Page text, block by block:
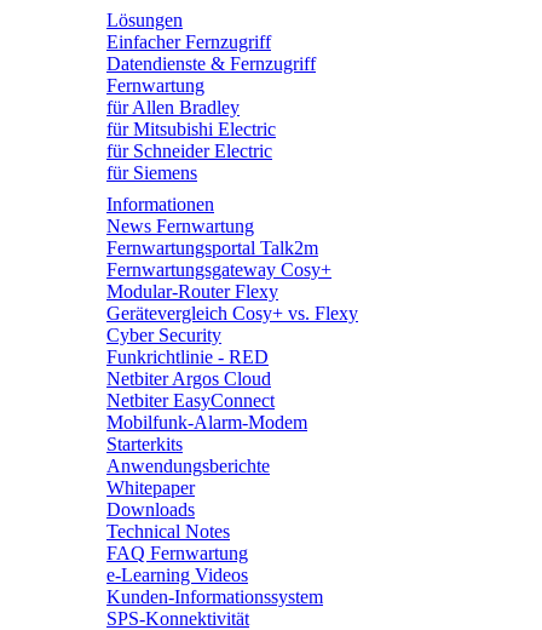
Lösungen
Einfacher Fernzugriff
Datendienste & Fernzugriff
Fernwartung
für Allen Bradley
für Mitsubishi Electric
für Schneider Electric
für Siemens
Informationen
News Fernwartung
Fernwartungsportal Talk2m
Fernwartungsgateway Cosy+
Modular-Router Flexy
Gerätevergleich Cosy+ vs. Flexy
Cyber Security
Funkrichtlinie - RED
Netbiter Argos Cloud
Netbiter EasyConnect
Mobilfunk-Alarm-Modem
Starterkits
Anwendungsberichte
Whitepaper
Downloads
Technical Notes
FAQ Fernwartung
e-Learning Videos
Kunden-Informationssystem
SPS-Konnektivität